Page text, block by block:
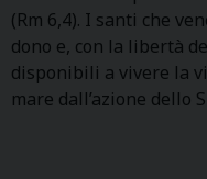
(Rm 6,4). I santi che
dono e, con la libertà
disponibili a vivere la
mare dall’azione dello